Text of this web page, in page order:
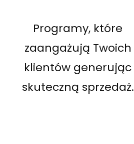
Programy, które
zaangażują Twoich
klientów generując
skuteczną sprzedaż.